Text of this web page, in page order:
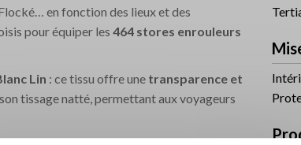
en fonction des lieux et des
pour équiper les 464 stores enrouleurs
Lin : ce tissu offre une transparence et
tissage natté, permettant aux voyageurs